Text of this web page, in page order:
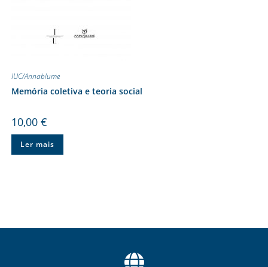
IUC/Annablume
Memória coletiva e teoria social
10,00 €
Ler mais